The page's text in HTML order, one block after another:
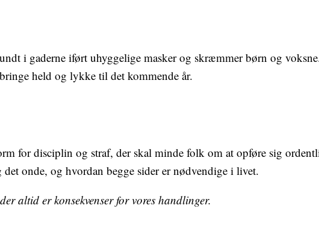
i gaderne iført uhyggelige masker og skræmmer børn og
held og lykke til det kommende år.
for disciplin og straf, der skal minde folk om at opføre sig
det onde, og hvordan begge sider er nødvendige i livet.
altid er konsekvenser for vores handlinger.